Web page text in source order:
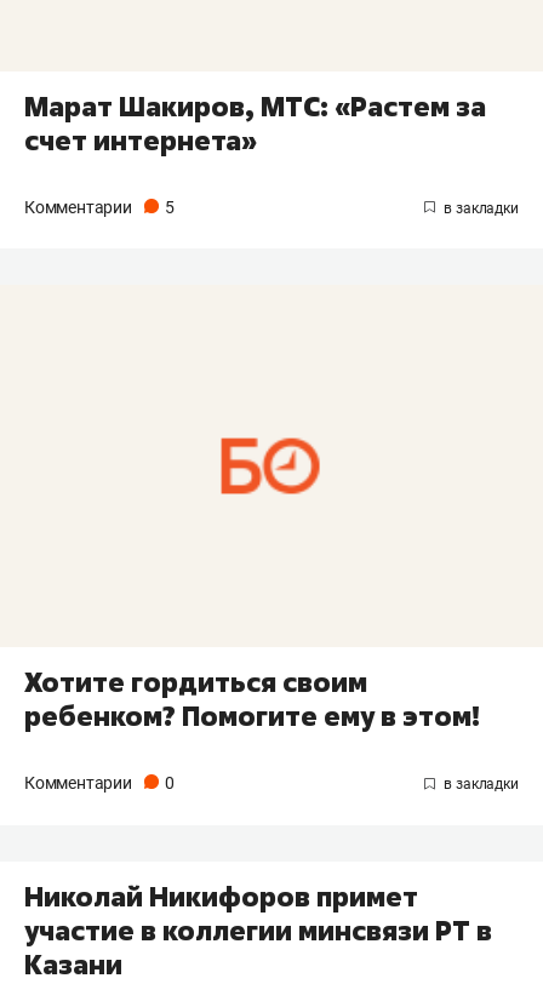
Марат Шакиров, МТС: «Растем за
счет интернета»
Комментарии 5
Хотите гордиться своим
ребенком? Помогите ему в этом!
Комментарии 0
Николай Никифоров примет
участие в коллегии минсвязи РТ в
Казани